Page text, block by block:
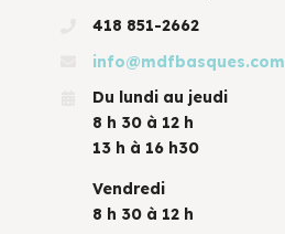
418 851-2662
info@mdfbasques.com
Du lundi au jeudi
8 h 30 à 12 h
13 h à 16 h30
Vendredi
8 h 30 à 12 h